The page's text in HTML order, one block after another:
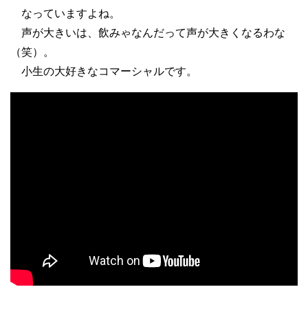
なっていますよね。
声が大きいは、飲みゃなんだって声が大きくなるわな
（笑）。
小生の大好きなコマーシャルです。